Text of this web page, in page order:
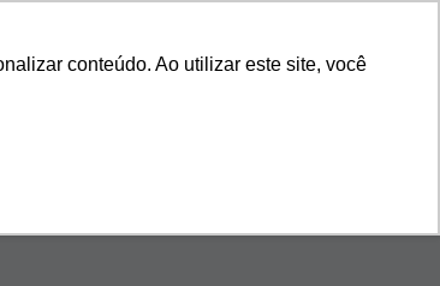
conteúdo. Ao utilizar este site, você